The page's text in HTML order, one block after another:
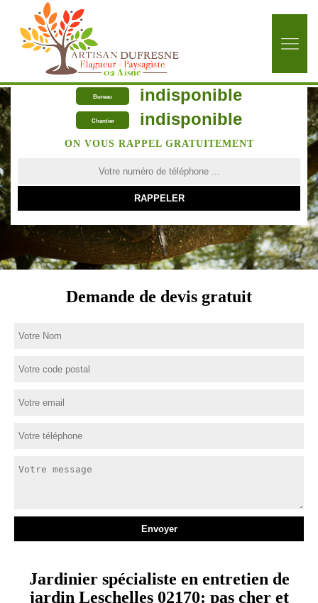
Bureau indisponible
Chantier indisponible
ON VOUS RAPPEL GRATUITEMENT
Demande de devis gratuit
Jardinier spécialiste en entretien de
jardin Leschelles 02170: pas cher et